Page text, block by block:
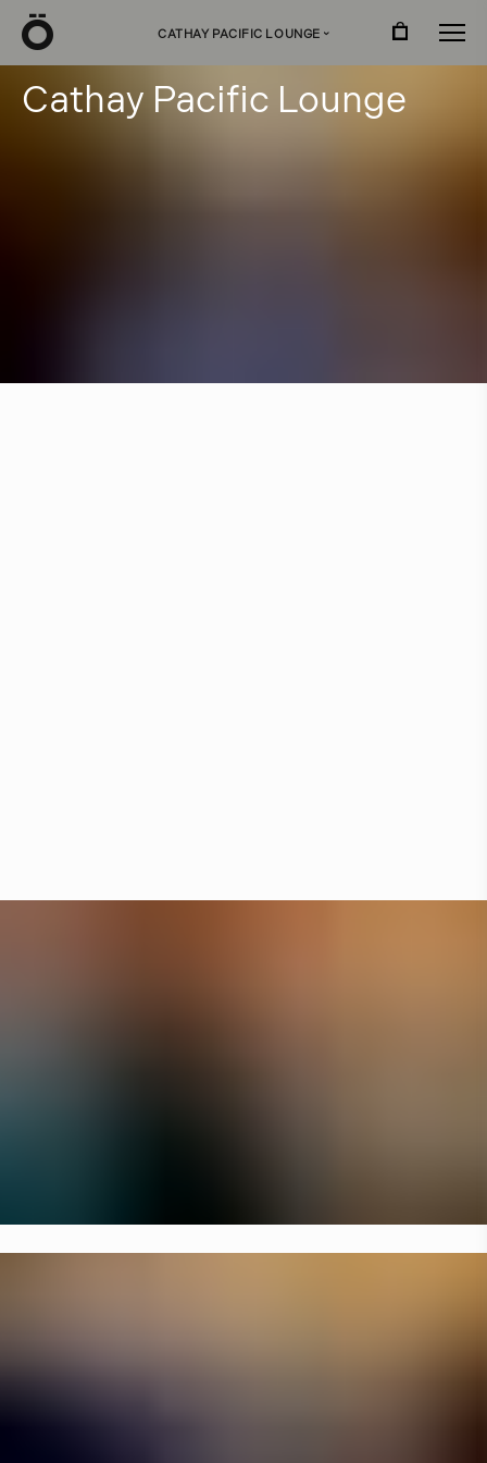
CATHAY PACIFIC LOUNGE›
Cathay Pacifc Lounge
Ö